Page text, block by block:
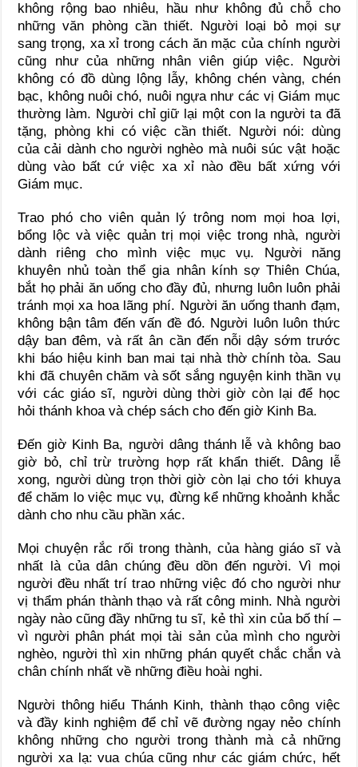
không rộng bao nhiêu, hầu như không đủ chỗ cho
những văn phòng cần thiết. Người loại bỏ mọi sự
sang trọng, xa xỉ trong cách ăn mặc của chính người
cũng như của những nhân viên giúp việc. Người
không có đồ dùng lộng lẫy, không chén vàng, chén
bạc, không nuôi chó, nuôi ngựa như các vị Giám mục
thường làm. Người chỉ giữ lại một con la người ta đã
tặng, phòng khi có việc cần thiết. Người nói: dùng
của cải dành cho người nghèo mà nuôi súc vật hoặc
dùng vào bất cứ việc xa xỉ nào đều bất xứng với
Giám mục.
Trao phó cho viên quản lý trông nom mọi hoa lợi,
bổng lộc và việc quản trị mọi việc trong nhà, người
dành riêng cho mình việc mục vụ. Người năng
khuyên nhủ toàn thể gia nhân kính sợ Thiên Chúa,
bắt họ phải ăn uống cho đầy đủ, nhưng luôn luôn phải
tránh mọi xa hoa lãng phí. Người ăn uống thanh đạm,
không bận tâm đến vấn đề đó. Người luôn luôn thức
dậy ban đêm, và rất ân cần đến nỗi dậy sớm trước
khi báo hiệu kinh ban mai tại nhà thờ chính tòa. Sau
khi đã chuyên chăm và sốt sắng nguyện kinh thần vụ
với các giáo sĩ, người dùng thời giờ còn lại để học
hỏi thánh khoa và chép sách cho đến giờ Kinh Ba.
Đến giờ Kinh Ba, người dâng thánh lễ và không bao
giờ bỏ, chỉ trừ trường hợp rất khẩn thiết. Dâng lễ
xong, người dùng trọn thời giờ còn lại cho tới khuya
để chăm lo việc mục vụ, đừng kể những khoảnh khắc
dành cho nhu cầu phần xác.
Mọi chuyện rắc rối trong thành, của hàng giáo sĩ và
nhất là của dân chúng đều dồn đến người. Vì mọi
người đều nhất trí trao những việc đó cho người như
vị thẩm phán thành thạo và rất công minh. Nhà người
ngày nào cũng đầy những tu sĩ, kẻ thì xin của bố thí –
vì người phân phát mọi tài sản của mình cho người
nghèo, người thì xin những phán quyết chắc chắn và
chân chính nhất về những điều hoài nghi.
Người thông hiểu Thánh Kinh, thành thạo công việc
và đầy kinh nghiệm để chỉ vẽ đường ngay nẻo chính
không những cho người trong thành mà cả những
người xa lạ: vua chúa cũng như các giám chức, hết